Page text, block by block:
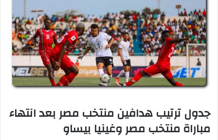
جدول ترتيب هدافين منتخب مصر بعد انتهاء
مباراة منتخب مصر وغينيا بيساو